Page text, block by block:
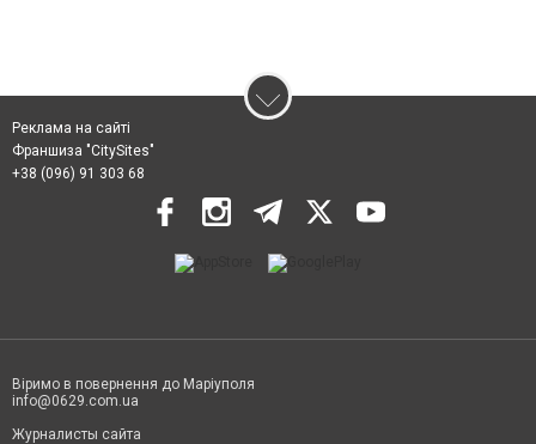
Реклама на сайті
Франшиза "CitySites"
+38 (096) 91 303 68
Віримо в повернення до Маріуполя
info@0629.com.ua
Журналисты сайта